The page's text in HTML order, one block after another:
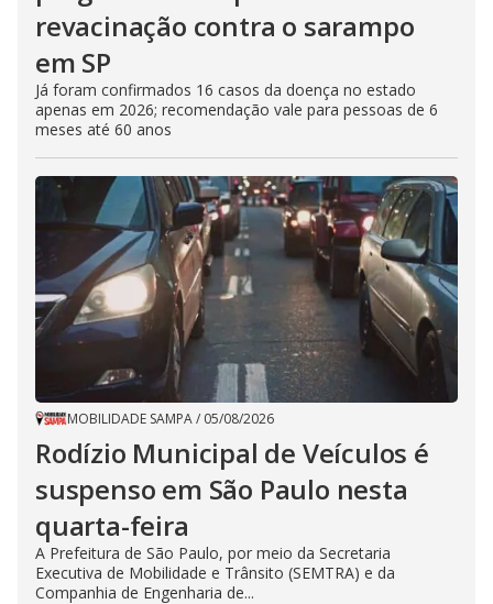
revacinação contra o sarampo
em SP
Já foram confirmados 16 casos da doença no estado
apenas em 2026; recomendação vale para pessoas de 6
meses até 60 anos
MOBILIDADE SAMPA/ 05/08/2026
Rodízio Municipal de Veículos é
suspenso em São Paulo nesta
quarta-feira
A Prefeitura de São Paulo, por meio da Secretaria
Executiva de Mobilidade e Trânsito (SEMTRA) e da
Companhia de Engenharia de...